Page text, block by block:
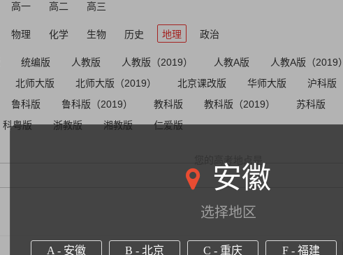
高一 高二 高三
物理 化学 生物 历史 地理 政治
统编版 人教版 人教版（2019） 人教A版
人教A版（2019）
北师大版 北师大版（2019） 北京课改版 华师大版 沪科版
鲁科版 鲁科版（2019） 教科版 教科版（2019） 苏科版
科粤版 浙教版 湘教版 仁爱版
安徽
选择地区
A - 安徽 B - 北京 C - 重庆 F - 福建